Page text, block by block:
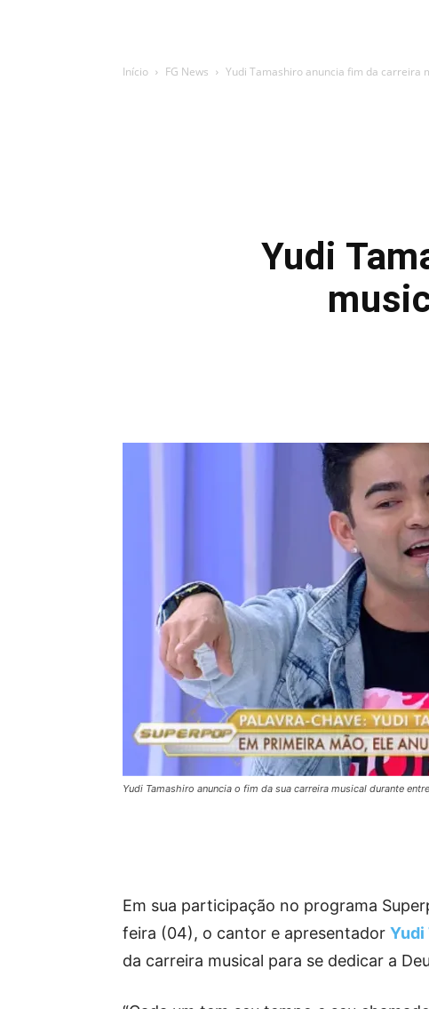
Início FG News Yudi Tamashiro anuncia fim da carreira
Yudi
Yudi Tamashiro anuncia o fim da sua carreira musical durante
Em sua participação no programa
feira (04), o cantor e apresentador Yudi
da carreira musical para se dedicar a